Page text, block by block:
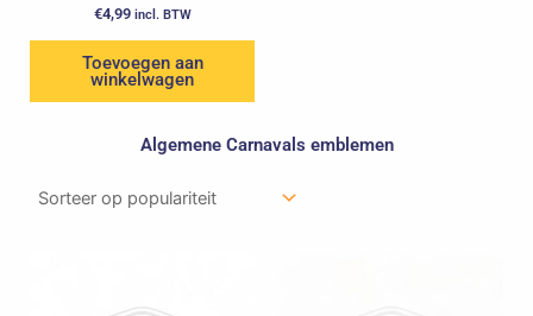
€4,99 incl. BTW
Toevoegen aan
winkelwagen
Algemene Carnavals emblemen